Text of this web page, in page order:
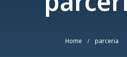
Home / parceria